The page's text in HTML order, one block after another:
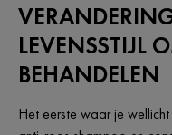
LEVENSSTIJL
BEHANDELEN
Het eerste waar je